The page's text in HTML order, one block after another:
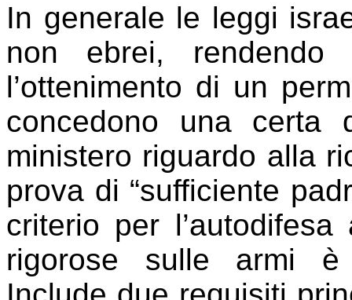
In generale le leggi
non ebrei, rendendo
l’ottenimento di un
concedono una certa
ministero riguardo alla
prova di “sufficiente
criterio per
rigorose sulle armi è